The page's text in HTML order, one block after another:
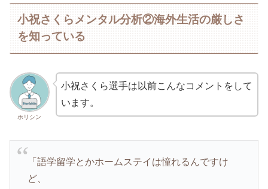
小祝さくらメンタル分析②海外生活の厳しさ
を知っている
ホリシン
小祝さくら選手は以前こんなコメントをして
います。
「語学留学とかホームステイは憧れるんですけ
ど、